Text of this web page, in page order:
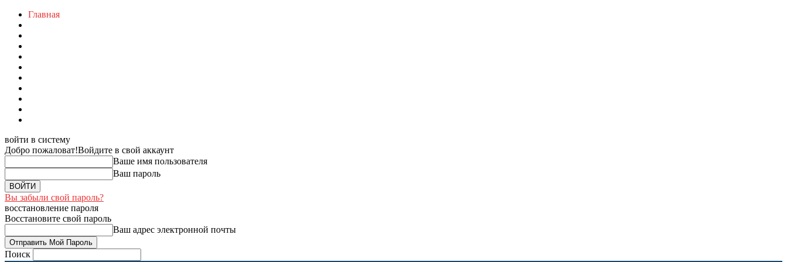
Главная
войти в систему
Добро пожаловат!Войдите в свой аккаунт
Ваше имя пользователя
Ваш пароль
Вы забыли свой пароль?
восстановление пароля
Восстановите свой пароль
Ваш адрес электронной почты
Поиск